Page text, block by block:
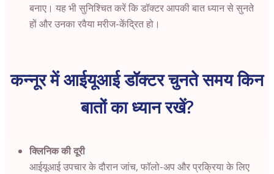
बनाए। यह भी सुनिश्चित करें कि डॉक्टर आपकी बात ध्यान से सुनते
हों और उनका रवैया मरीज-केंद्रित हो।
कन्नूर में आईयूआई डॉक्टर चुनते समय किन
बातों का ध्यान रखें?
क्लिनिक की दूरी
आईयूआई उपचार के दौरान जांच, फॉलो-अप और प्रक्रिया के लिए